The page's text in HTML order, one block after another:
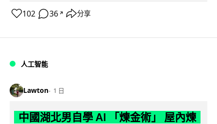
102 36 ↗ 分享
人工智能
Lawton 1 日
中國湖北男自學 AI 「煉金術」 屋內煉